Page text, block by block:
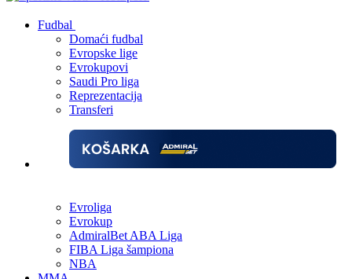
Fudbal
Domaći fudbal
Evropske lige
Evrokupovi
Saudi Pro liga
Reprezentacija
Transferi
Evroliga
Evrokup
AdmiralBet ABA Liga
FIBA Liga šampiona
NBA